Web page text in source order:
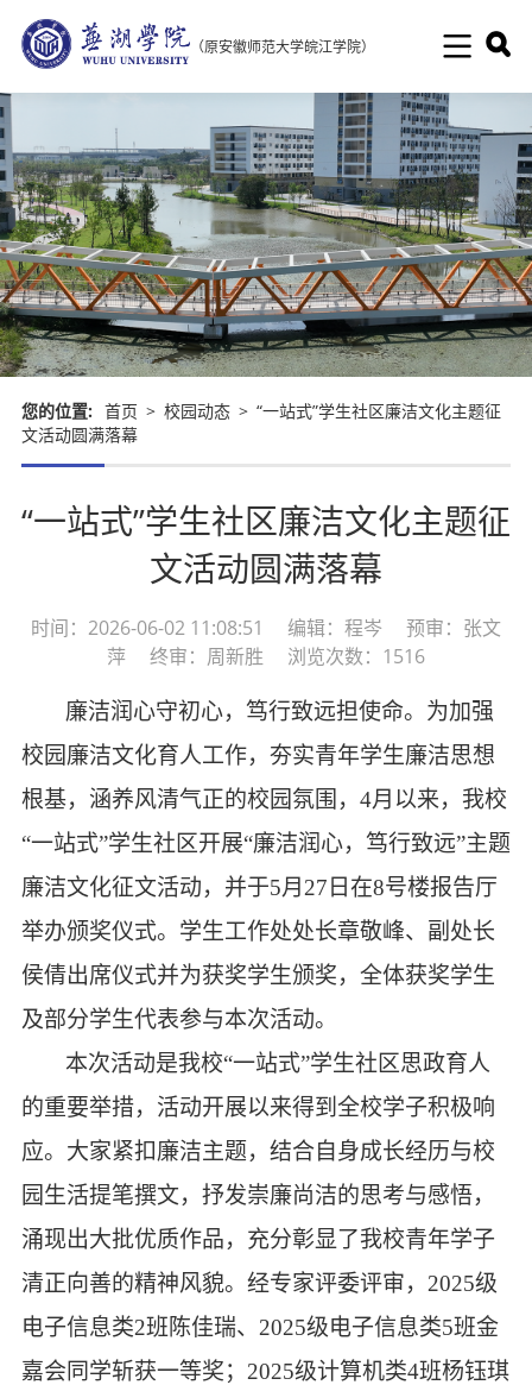
（原安徽师范大学皖江学院）
您的位置: 首页 > 校园动态 > “一站式”学生社区廉洁文化主题征
文活动圆满落幕
“一站式”学生社区廉洁文化主题征
文活动圆满落幕
时间：2026-06-02 11:08:51 编辑：程岑 预审：张文
萍 终审：周新胜 浏览次数：1516
廉洁润心守初心，笃行致远担使命。为加强
校园廉洁文化育人工作，夯实青年学生廉洁思想
根基，涵养风清气正的校园氛围， 4月以来，我校
“一站式”学生社区开展“廉洁润心，笃行致远”主题
廉洁文化征文活动，并于5月27日在8号楼报告厅
举办颁奖仪式。学生工作处处长章敬峰、副处长
侯倩出席仪式并为获奖学生颁奖，全体获奖学生
及部分学生代表参与本次活动。
本次活动是我校“一站式”学生社区思政育人
的重要举措，活动开展以来得到全校学子积极响
应。大家紧扣廉洁主题，结合自身成长经历与校
园生活提笔撰文，抒发崇廉尚洁的思考与感悟，
涌现出大批优质作品，充分彰显了我校青年学子
清正向善的精神风貌。经专家评委评审，2025级
电子信息类2班陈佳瑞、2025级电子信息类5班金
嘉会同学斩获一等奖；2025级计算机类4班杨钰琪